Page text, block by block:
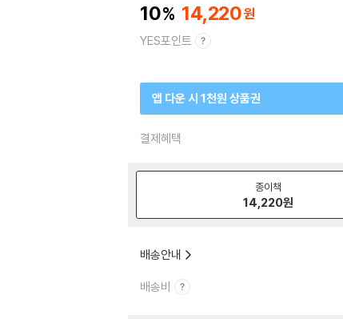
10 14,220
YES포인트
앱 다운 시 1천원 상품권
결제혜택
종이책
14,220원
배송안내
배송비